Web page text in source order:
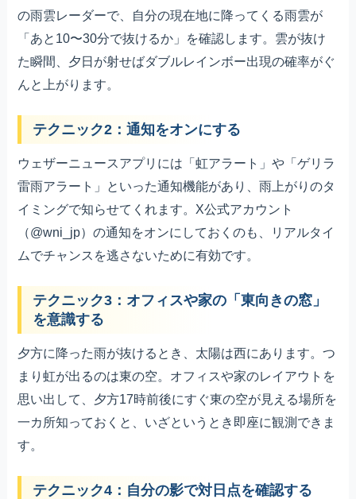
の雨雲レーダーで、自分の現在地に降ってくる雨雲が
「あと10〜30分で抜けるか」を確認します。雲が抜け
た瞬間、夕日が射せばダブルレインボー出現の確率がぐ
んと上がります。
テクニック2：通知をオンにする
ウェザーニュースアプリには「虹アラート」や「ゲリラ
雷雨アラート」といった通知機能があり、雨上がりのタ
イミングで知らせてくれます。X公式アカウント
（@wni_jp）の通知をオンにしておくのも、リアルタイ
ムでチャンスを逃さないために有効です。
テクニック3：オフィスや家の「東向きの窓」
を意識する
夕方に降った雨が抜けるとき、太陽は西にあります。つ
まり虹が出るのは東の空。オフィスや家のレイアウトを
思い出して、夕方17時前後にすぐ東の空が見える場所を
一カ所知っておくと、いざというとき即座に観測できま
す。
テクニック4：自分の影で対日点を確認する